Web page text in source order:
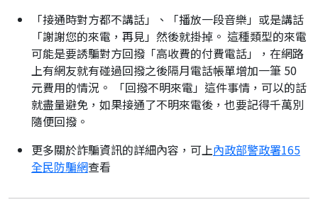
「接通時對方都不講話」、「播放一段音樂」或是講話
「謝謝您的來電，再見」然後就掛掉。 這種類型的來電
可能是要誘騙對方回撥「高收費的付費電話」，在網路
上有網友就有碰過回撥之後隔月電話帳單增加一筆 50
元費用的情況。 「回撥不明來電」這件事情，可以的話
就盡量避免，如果接通了不明來電後，也要記得千萬別
隨便回撥。
更多關於詐騙資訊的詳細內容，可上內政部警政署165
全民防騙網查看